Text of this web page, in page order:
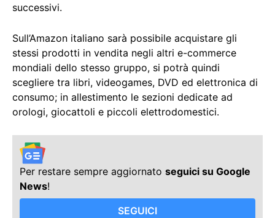
successivi.
Sull’Amazon italiano sarà possibile acquistare gli
stessi prodotti in vendita negli altri e-commerce
mondiali dello stesso gruppo, si potrà quindi
scegliere tra libri, videogames, DVD ed elettronica di
consumo; in allestimento le sezioni dedicate ad
orologi, giocattoli e piccoli elettrodomestici.
Per restare sempre aggiornato seguici su Google
News!
SEGUICI